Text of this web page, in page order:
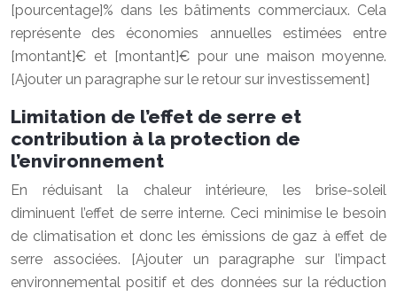
[pourcentage]% dans les bâtiments commerciaux. Cela
représente des économies annuelles estimées entre
[montant]€ et [montant]€ pour une maison moyenne.
[Ajouter un paragraphe sur le retour sur investissement]
Limitation de l’effet de serre et
contribution à la protection de
l’environnement
En réduisant la chaleur intérieure, les brise-soleil
diminuent l’effet de serre interne. Ceci minimise le besoin
de climatisation et donc les émissions de gaz à effet de
serre associées. [Ajouter un paragraphe sur l’impact
environnemental positif et des données sur la réduction